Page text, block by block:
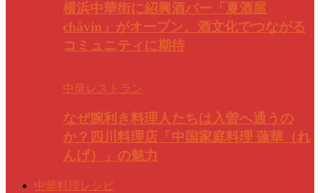
横浜中華街に紹興酒バー「夏酒屋
châvin」がオープン。酒文化でつながる
コミュニティに期待
中華レストラン
なぜ腕利き料理人たちは入曽へ通うの
か？四川料理店「中国家庭料理 蓮華（れ
んげ）」の魅力
中華料理レシピ